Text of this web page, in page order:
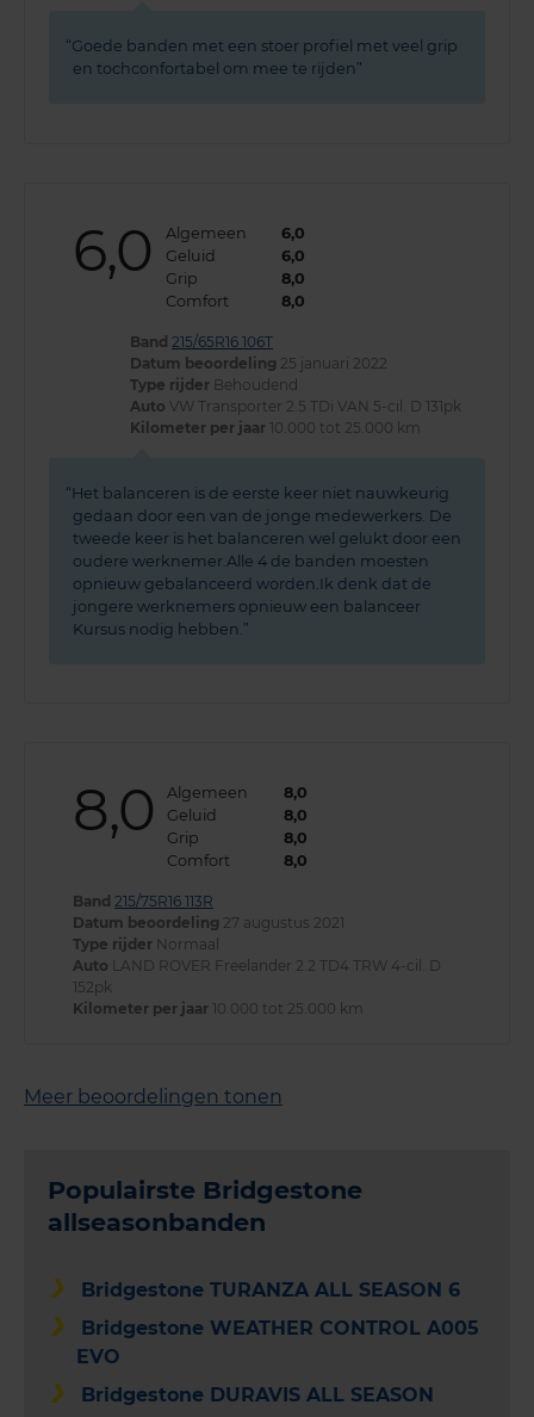
Goede banden met een stoer profiel met veel grip
en tochconfortabel om mee te rijden
6,0 Algemeen
6,0
Geluid
6,0
Grip
8,0
Comfort
8,0
Band 215/65R16 106T
Datum beoordeling 25 januari 2022
Type rijder Behoudend
Auto VW Transporter 2.5 TDi VAN 5-cil. D 131pk
Kilometer per jaar 10.000 tot 25.000 km
Het balanceren is de eerste keer niet nauwkeurig
gedaan door een van de jonge medewerkers. De
tweede keer is het balanceren wel gelukt door een
oudere werknemer.Alle 4 de banden moesten
opnieuw gebalanceerd worden.Ik denk dat de
jongere werknemers opnieuw een balanceer
Kursus nodig hebben.
8,0 Algemeen
8,0
Geluid
8,0
Grip
8,0
Comfort
8,0
Band 215/75R16 113R
Datum beoordeling 27 augustus 2021
Type rijder Normaal
Auto LAND ROVER Freelander 2.2 TD4 TRW 4-cil. D
152pk
Kilometer per jaar 10.000 tot 25.000 km
Meer beoordelingen tonen
Populairste Bridgestone
allseasonbanden
Bridgestone TURANZA ALL SEASON 6
Bridgestone WEATHER CONTROL A005
EVO
Bridgestone DURAVIS ALL SEASON